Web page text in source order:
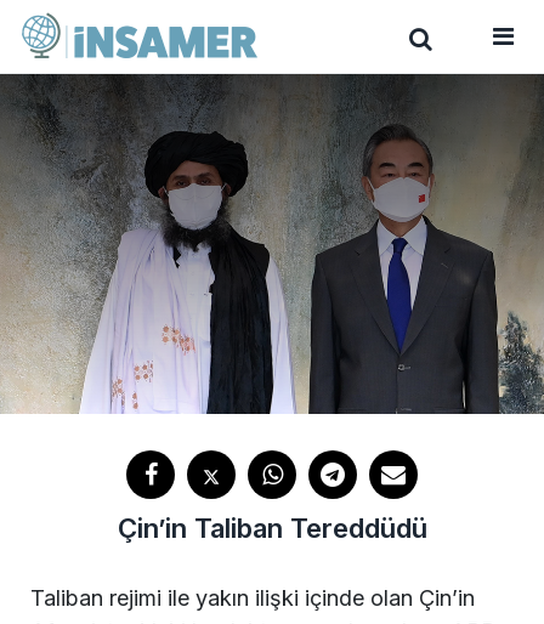
Çin’in Taliban Tereddüdü
Taliban rejimi ile yakın ilişki içinde olan Çin’in